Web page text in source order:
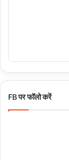
FB पर फॉलो करें